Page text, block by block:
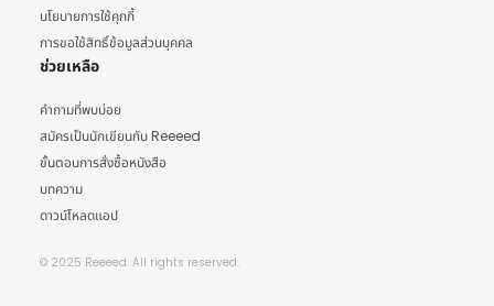
นโยบายการใช้คุกกี้
การขอใช้สิทธิ์ข้อมูลส่วนบุคคล
ช่วยเหลือ
คำถามที่พบบ่อย
สมัครเป็นนักเขียนกับ Reeeed
ขั้นตอนการสั่งซื้อหนังสือ
บทความ
ดาวน์โหลดแอป
© 2025 Reeeed. All rights reserved.